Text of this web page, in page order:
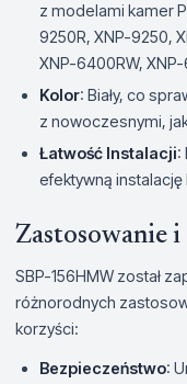
z modelami kamer
9250R, XNP-9250,
XNP-6400RW,
Kolor: Biały, co
z nowoczesnymi,
Łatwość Instalacji:
efektywną instalację
Zastosowanie
SBP-156HMW został
różnorodnych
korzyści:
Bezpieczeństwo: